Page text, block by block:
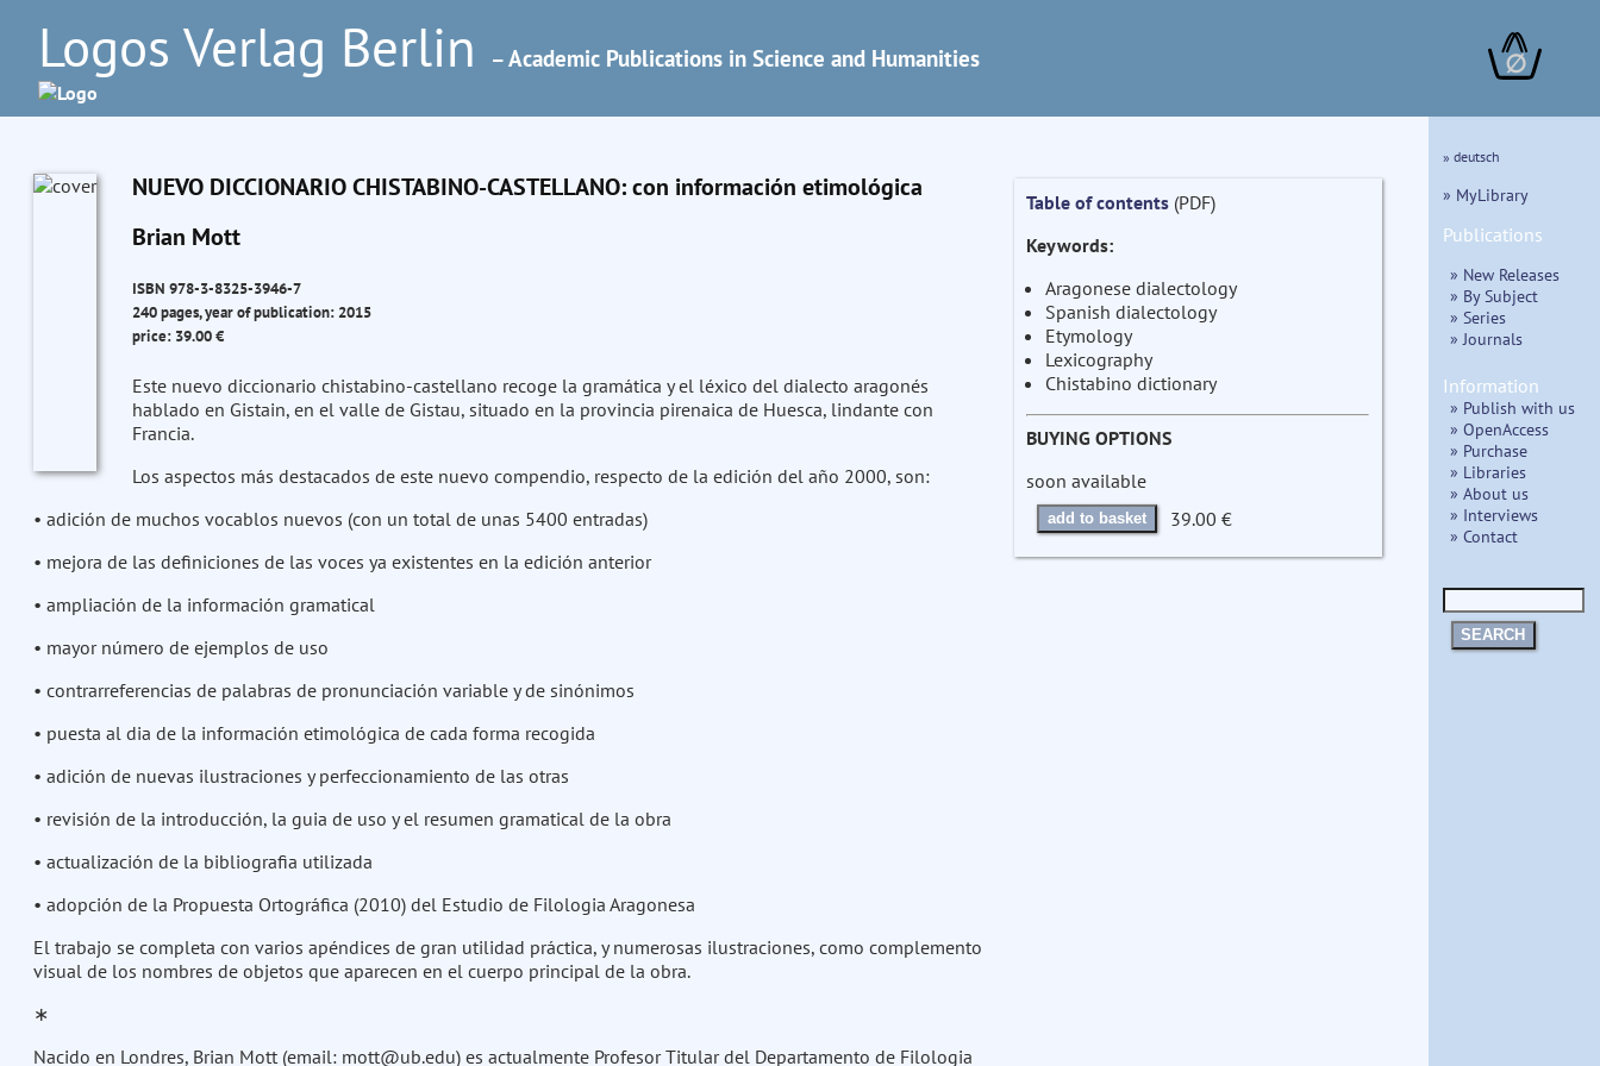
Logos Verlag Berlin – Academic Publications in Science and Humanities ∅
NUEVO DICCIONARIO CHISTABINO-CASTELLANO: con información etimológica
Brian Mott
ISBN 978-3-8325-3946-7
240 pages, year of publication: 2015
price: 39.00 €
Este nuevo diccionario chistabino-castellano recoge la gramática y el léxico del dialecto aragonés
hablado en Gistain, en el valle de Gistau, situado en la provincia pirenaica de Huesca, lindante con
Francia.
Los aspectos más destacados de este nuevo compendio, respecto de la edición del año 2000, son:
• adición de muchos vocablos nuevos (con un total de unas 5400 entradas)
• mejora de las definiciones de las voces ya existentes en la edición anterior
• ampliación de la información gramatical
• mayor número de ejemplos de uso
• contrarreferencias de palabras de pronunciación variable y de sinónimos
• puesta al dia de la información etimológica de cada forma recogida
• adición de nuevas ilustraciones y perfeccionamiento de las otras
• revisión de la introducción, la guia de uso y el resumen gramatical de la obra
• actualización de la bibliografia utilizada
• adopción de la Propuesta Ortográfica (2010) del Estudio de Filologia Aragonesa
El trabajo se completa con varios apéndices de gran utilidad práctica, y numerosas ilustraciones, como complemento
visual de los nombres de objetos que aparecen en el cuerpo principal de la obra.
∗
Nacido en Londres, Brian Mott (email: mott@ub.edu) es actualmente Profesor Titular del Departamento de Filologia
Table of contents(PDF)
Keywords:
Aragonese dialectology
Spanish dialectology
Etymology
Lexicography
Chistabino dictionary
BUYING OPTIONS
soon available
add to basket 39.00 €
» deutsch
» MyLibrary
Publications
» New Releases
» By Subject
» Series
» Journals
Information
» Publish with us
» OpenAccess
» Purchase
» Libraries
» About us
» Interviews
» Contact
SEARCH